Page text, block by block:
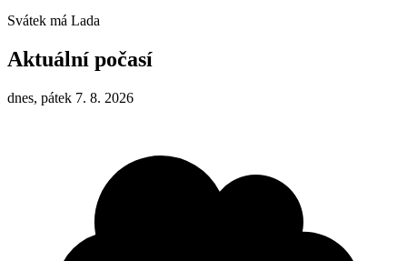
Svátek má Lada
Aktuální počasí
dnes, pátek 7. 8. 2026